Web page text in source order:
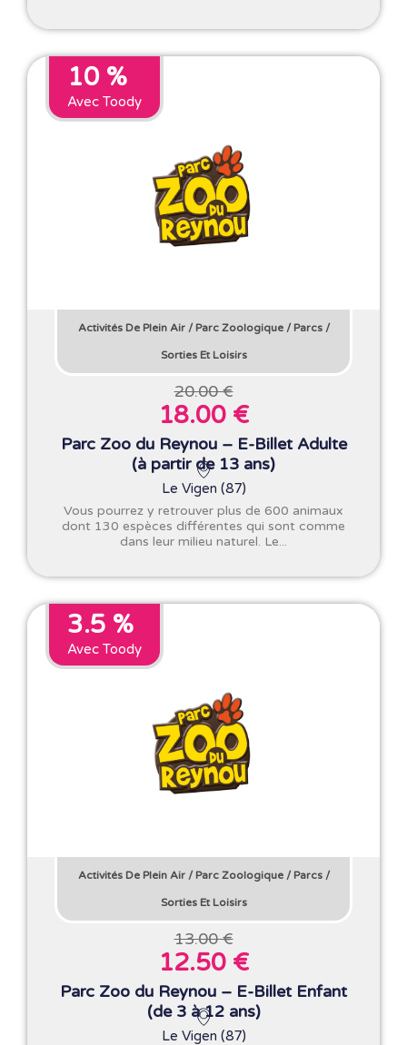
10 %
Avec Toody
Activités De Plein Air/ Parc Zoologique/ Parcs/
Sorties Et Loisirs
20.00 €
18.00 €
Parc Zoo du Reynou – E-Billet Adulte
(à partir de 13 ans)
Le Vigen (87)
Vous pourrez y retrouver plus de 600 animaux
dont 130 espèces différentes qui sont comme
dans leur milieu naturel. Le...
3.5 %
Avec Toody
Activités De Plein Air/ Parc Zoologique/ Parcs/
Sorties Et Loisirs
13.00 €
12.50 €
Parc Zoo du Reynou – E-Billet Enfant
(de 3 à 12 ans)
Le Vigen (87)